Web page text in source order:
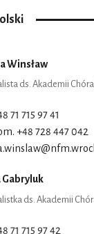
Winsław
ds. Akademii
71 715 97 41
+48 728 447 042
Gabryluk
ds. Akademii
71 715 97 42